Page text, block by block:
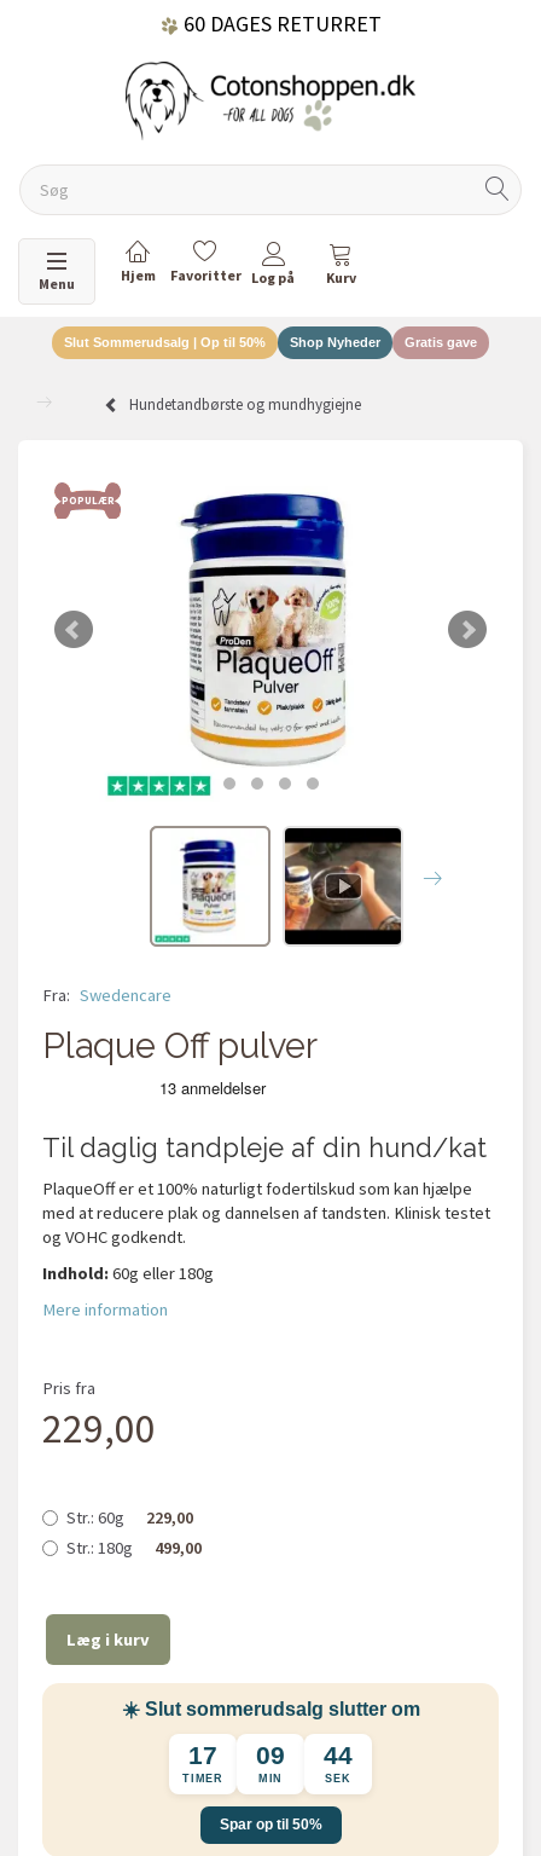
60 DAGES RETURRET
Skifte navigation
Menu
Slut Sommerudsalg | Op til 50% Shop Nyheder Gratis gave
Hundetandbørste og mundhygiejne
POPULÆR
Fra: Swedencare
Plaque Off pulver
Til daglig tandpleje af din hund/kat
PlaqueOff er et 100% naturligt fodertilskud som kan hjælpe
med at reducere plak og dannelsen af tandsten. Klinisk testet
og VOHC godkendt.
Indhold:60g eller 180g
Mere information
Pris fra
229,00
Str.: 60g
229,00
Str.: 180g 499,00
Læg i kurv
☀️ Slut sommerudsalg slutter om
17
TIMER
09
MIN
43
SEK
Spar op til 50%